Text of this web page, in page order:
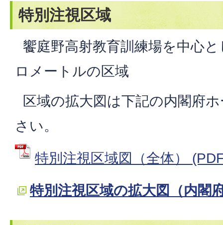
特別注視区域
饗庭野高射教育訓練場を中心
ロメートルの区域
区域の拡大図は下記の内閣府
さい。
特別注視区域図（全体）
特別注視区域の拡大図（内閣